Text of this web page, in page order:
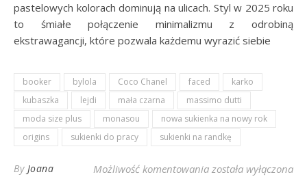
pastelowych kolorach dominują na ulicach. Styl w 2025 roku
to śmiałe połączenie minimalizmu z odrobiną
ekstrawagancji, które pozwala każdemu wyrazić siebie
booker bylola Coco Chanel faced
karko
kubaszka
lejdi mała czarna
massimo dutti
moda size plus
monasou
nowa sukienka na nowy rok
origins
sukienki do pracy sukienki na randkę
By Joana Możliwość komentowania Nowa sukienka na
została wyłączona